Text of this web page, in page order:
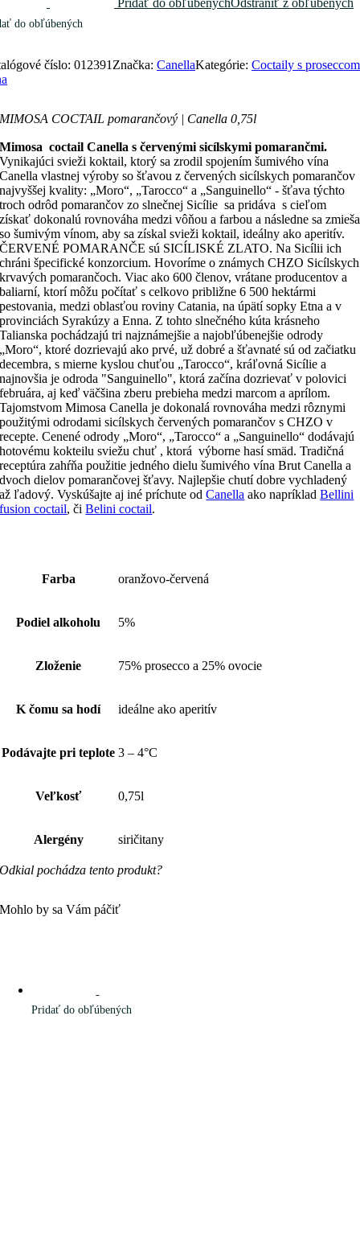
Pridať do obľúbenýchOdstrániť z obľúbených
do obľúbených
číslo: 012391 Značka: CanellaKategórie: Coctaily s proseccom
MIMOSA COCTAIL pomarančový | Canella 0,75l
Mimosa coctail Canella s červenými sicílskymi pomarančmi.
Vynikajúci svieži koktail, ktorý sa zrodil spojením šumivého vína
Canella vlastnej výroby so šťavou z červených sicílskych pomarančov
najvyššej kvality: „Moro“, „Tarocco“ a „Sanguinello“ - šťava týchto
troch odrôd pomarančov zo slnečnej Sicílie sa pridáva s cieľom
získať dokonalú rovnováha medzi vôňou a farbou a následne sa zmieša
so šumivým vínom, aby sa získal svieži koktail, ideálny ako aperitív.
ČERVENÉ POMARANČE sú SICÍLISKÉ ZLATO. Na Sicílii ich
chráni špecifické konzorcium. Hovoríme o známych CHZO Sicílskych
krvavých pomarančoch. Viac ako 600 členov, vrátane producentov a
baliarní, ktorí môžu počítať s celkovo približne 6 500 hektármi
pestovania, medzi oblasťou roviny Catania, na úpätí sopky Etna a v
provinciách Syrakúzy a Enna. Z tohto slnečného kúta krásneho
Talianska pochádzajú tri najznámejšie a najobľúbenejšie odrody
„Moro“, ktoré dozrievajú ako prvé, už dobré a šťavnaté sú od začiatku
decembra, s mierne kyslou chuťou „Tarocco“, kráľovná Sicílie a
najnovšia je odroda "Sanguinello", ktorá začína dozrievať v polovici
februára, aj keď väčšina zberu prebieha medzi marcom a aprílom.
Tajomstvom Mimosa Canella je dokonalá rovnováha medzi rôznymi
použitými odrodami sicílskych červených pomarančov s CHZO v
recepte. Cenené odrody „Moro“, „Tarocco“ a „Sanguinello“ dodávajú
hotovému kokteilu sviežu chuť , ktorá výborne hasí smäd. Tradičná
receptúra ​​zahŕňa použitie jedného dielu šumivého vína Brut Canella a
dvoch dielov pomarančovej šťavy. Najlepšie chutí dobre vychladený
až ľadový. Vyskúšajte aj iné príchute odCanella ako napríkladBellini
fusion coctail, čiBelini coctail.
Farba oranžovo-červená
Podiel alkoholu 5%
Zloženie 75% prosecco a 25% ovocie
K čomu sa hodí ideálne ako aperitív
Podávajte pri teplote 3 – 4°C
Veľkosť 0,75l
Alergény siričitany
Odkial pochádza tento produkt?
Mohlo by sa Vám páčiť
Pridať do obľúbených